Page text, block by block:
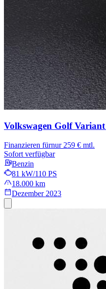
Volkswagen Golf Variant
Finanzieren fürnur 259 € mtl.
Sofort verfügbar
Benzin
81 kW/110 PS
18.000 km
Dezember 2023